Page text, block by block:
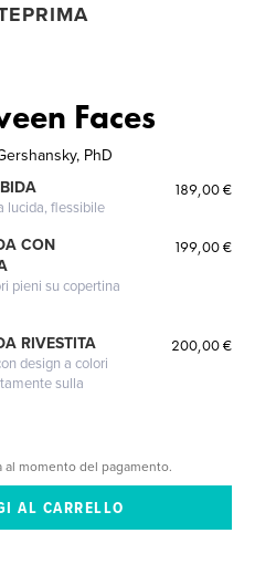
Faces
PhD
lucida, flessibile
189,00 €
CON
pieni su copertina
199,00 €
RIVESTITA
design a colori
sulla
200,00 €
al momento del pagamento.